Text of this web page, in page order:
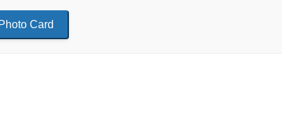
Card